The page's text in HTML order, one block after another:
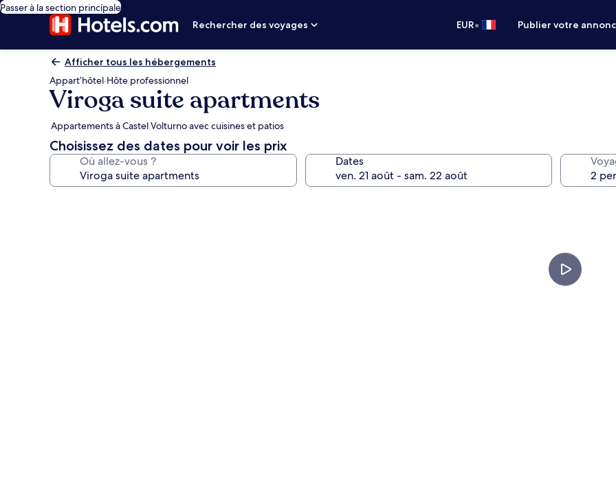
Passer à la section principale
Rechercher des voyages
EUR• Publier votre
Afficher tous les hébergements
Appart’hôtel·Hôte professionnel
Viroga suite apartments
Appartements à Castel Volturno avec cuisines et patios
Choisissez des dates pour voir les prix
Où allez-vous ? Dates